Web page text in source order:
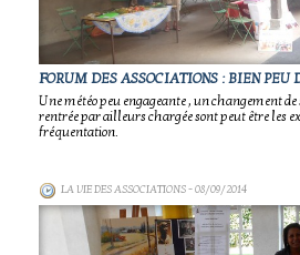
FORUM DES ASSOCIATIONS : BIEN PEU
Une météo peu engageante , un changement de
rentrée par ailleurs chargée sont peut être les
fréquentation.
LA VIE DES ASSOCIATIONS- 08/09/2014